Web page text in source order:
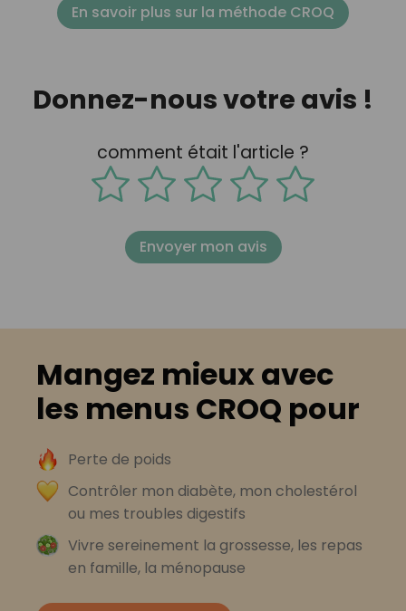
En savoir plus sur la méthode CROQ
Donnez-nous votre avis !
comment était l'article ?
Envoyer mon avis
Mangez mieux avec
les menus CROQ pour
Perte de poids
Contrôler mon diabète, mon cholestérol
ou mes troubles digestifs
Vivre sereinement la grossesse, les repas
en famille, la ménopause